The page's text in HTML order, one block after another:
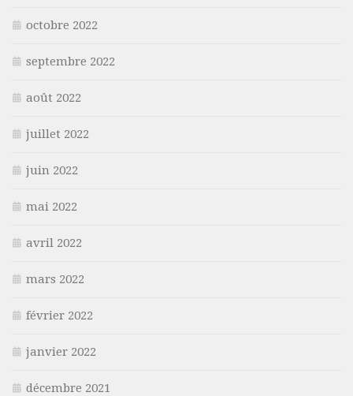
octobre 2022
septembre 2022
août 2022
juillet 2022
juin 2022
mai 2022
avril 2022
mars 2022
février 2022
janvier 2022
décembre 2021